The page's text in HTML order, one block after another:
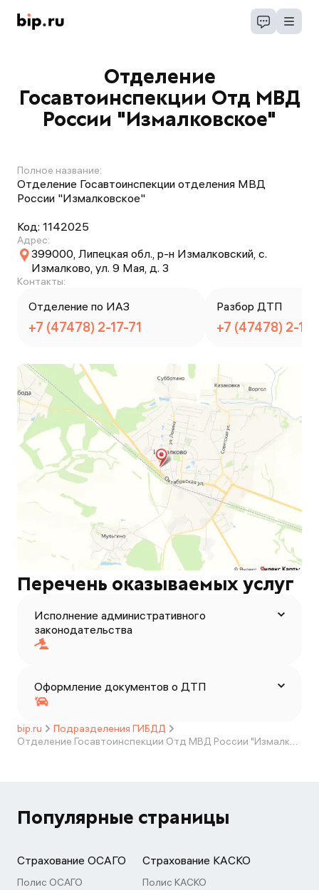
Отделение
Госавтоинспекции Отд МВД
России "Измалковское"
Полное название:
Отделение Госавтоинспекции отделения МВД
России "Измалковское"
Код: 1142025
Адрес:
399000, Липецкая обл., р-н Измалковский, с.
Измалково, ул. 9 Мая, д. 3
Контакты:
Отделение по ИАЗ
+7 (47478) 2-17-71
Разбор ДТП
+7 (47478) 2-17-
Перечень оказываемых услуг
Исполнение административного
законодательства
Оформление документов о ДТП
bip.ru
Подразделения ГИБДД
Отделение Госавтоинспекции Отд МВД России "Измалковское"
Популярные страницы
Страхование ОСАГО
Полис ОСАГО
Страхование КАСКО
Полис КАСКО